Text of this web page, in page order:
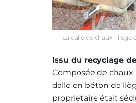
La dalle de chaux –
Issu du recyclage
Composée de chaux
dalle en béton de
propriétaire était